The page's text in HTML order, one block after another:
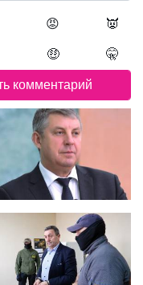
😡 👿
🤑 🤫